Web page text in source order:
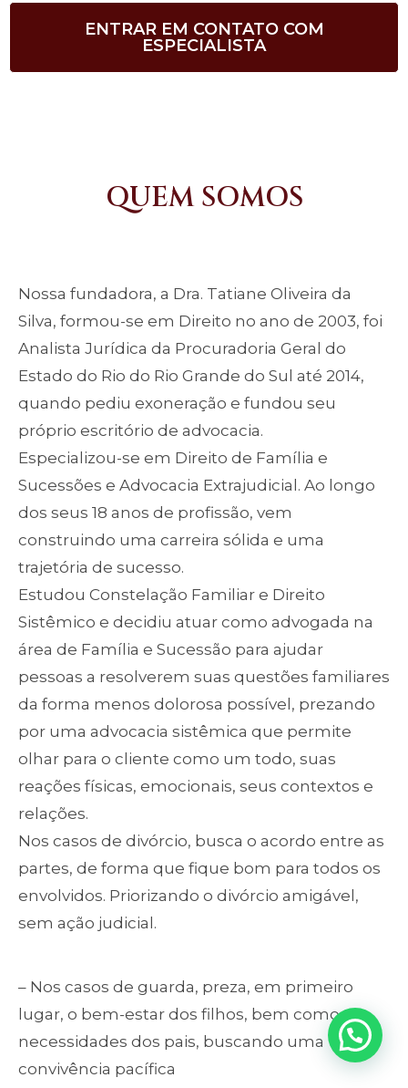
ENTRAR EM CONTATO COM
ESPECIALISTA
QUEM SOMOS
Nossa fundadora, a Dra. Tatiane Oliveira da
Silva, formou-se em Direito no ano de 2003, foi
Analista Jurídica da Procuradoria Geral do
Estado do Rio do Rio Grande do Sul até 2014,
quando pediu exoneração e fundou seu
próprio escritório de advocacia.
Especializou-se em Direito de Família e
Sucessões e Advocacia Extrajudicial. Ao longo
dos seus 18 anos de profissão, vem
construindo uma carreira sólida e uma
trajetória de sucesso.
Estudou Constelação Familiar e Direito
Sistêmico e decidiu atuar como advogada na
área de Família e Sucessão para ajudar
pessoas a resolverem suas questões familiares
da forma menos dolorosa possível, prezando
por uma advocacia sistêmica que permite
olhar para o cliente como um todo, suas
reações físicas, emocionais, seus contextos e
relações.
Nos casos de divórcio, busca o acordo entre as
partes, de forma que fique bom para todos os
envolvidos. Priorizando o divórcio amigável,
sem ação judicial.
– Nos casos de guarda, preza, em primeiro
lugar, o bem-estar dos filhos, bem como as
necessidades dos pais, buscando uma
convivência pacífica